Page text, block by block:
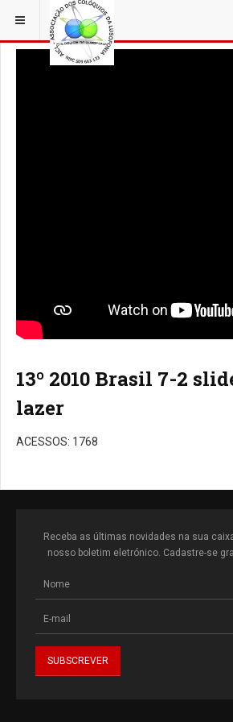
ESTÁ EM... 3 COLÓQUIOS
13º 2010 Brasil 7-2
lazer
ACESSOS: 1768
Receba as últimas novidades na sua
nosso boletim eletrónico. Cadastre-se